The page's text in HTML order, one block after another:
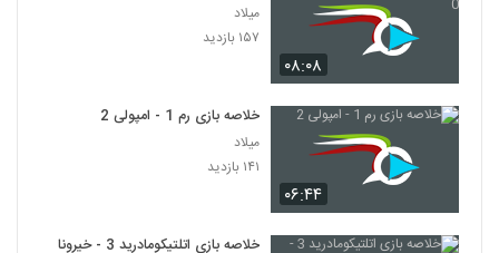
۰۸:۰۸
میلاد
۱۵۷ بازدید
۰۶:۴۴
خلاصه بازی رم 1 - امپولی 2
میلاد
۱۴۱ بازدید
خلاصه بازی اتلتیکومادرید 3 - خیرونا 0